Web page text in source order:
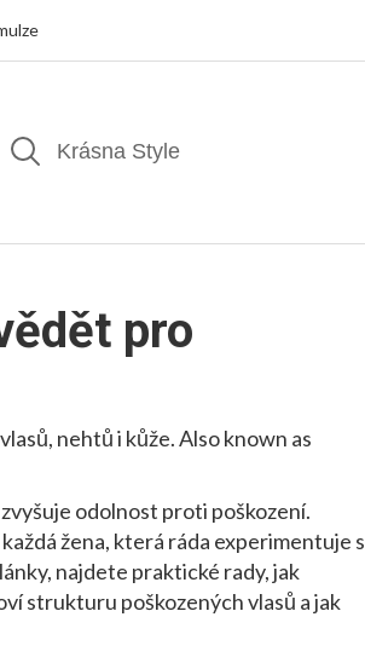
pro
nehtů i kůže. Also known as
odolnost proti poškození.
žena, která ráda experimentuje s
najdete praktické rady, jak
strukturu poškozených vlasů a jak